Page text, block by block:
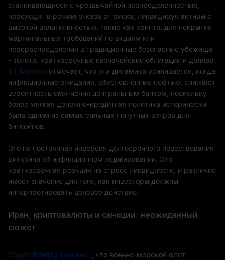
сталкивающиеся с чрезвычайной неопределенностью,
переходят в режим отказа от риска, ликвидируя активы с
высокой волатильностью, такие как крипто, для покрытия
маржинальных требований по акциям или
перераспределения в традиционные безопасные убежища
- золото, краткосрочные казначейские облигации и доллар.
VT Markets отмечает, что эта динамика усиливается, когда
инфляционные ожидания, обусловленные нефтью, снижают
вероятность смягчения центральным банком, поскольку
более мягкая денежно-кредитная политика исторически
была одним из самых сильных попутных ветров для
биткойнов.
Это не постоянная инверсия долгосрочного повествования
Биткойна об инфляционном хеджировании. Это
краткосрочная реакция на стресс ликвидности, и различие
имеет значение для того, как инвесторы должны
интерпретировать ценовое действие.
Иран, криптовалюты и санкции: неожиданный
сюжет
Crypto Briefing сообщил , что военно-морской флот